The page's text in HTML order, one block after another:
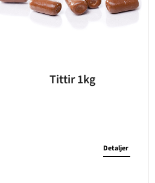
Tittir 1kg
Detaljer